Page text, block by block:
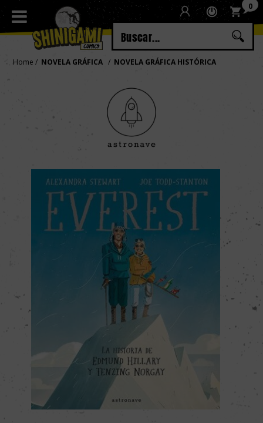
Regístrate
Iniciar sesión 0
Home NOVELA GRÁFICA NOVELA GRÁFICA HISTÓRICA